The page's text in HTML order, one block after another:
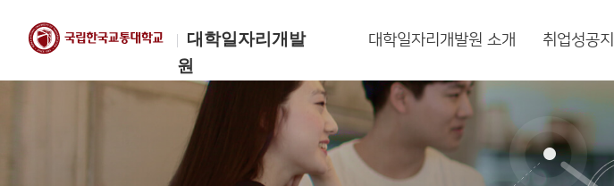
대학일자리개발
원
한국교통대학교
대학일자리개발원
대학일자리개발원 소개 취업성공